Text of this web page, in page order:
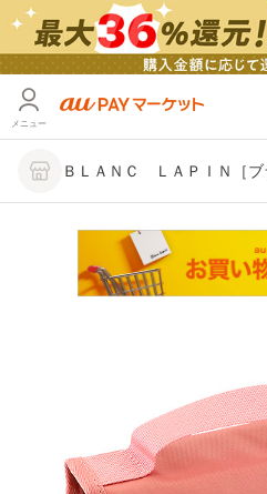
メニュー
ＢＬＡＮＣ ＬＡＰＩＮ［ブ